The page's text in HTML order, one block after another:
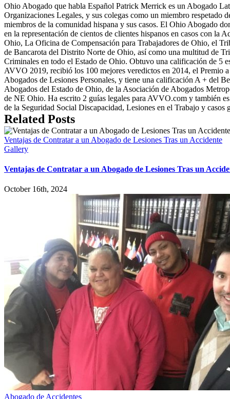
Ohio Abogado que habla Español Patrick Merrick es un Abogado
Organizaciones Legales, y sus colegas como un miembro respetado
miembros de la comunidad hispana y sus casos. El Ohio Abogado
en la representación de cientos de clientes hispanos en casos con
Ohio, La Oficina de Compensación para Trabajadores de Ohio, el
de Bancarota del Distrito Norte de Ohio, así como una multitud de
Criminales en todo el Estado de Ohio. Obtuvo una calificación de 5
AVVO 2019, recibió los 100 mejores veredictos en 2014, el Premio
Abogados de Lesiones Personales, y tiene una calificación A + del
Abogados del Estado de Ohio, de la Asociación de Abogados
de NE Ohio. Ha escrito 2 guías legales para AVVO.com y también
de la Seguridad Social Discapacidad, Lesiones en el Trabajo y casos
Related Posts
Ventajas de Contratar a un Abogado de Lesiones Tras un Accidente
Gallery
Ventajas de Contratar a un Abogado de Lesiones Tras un
October 16th, 2024
Abogado de Accidentes